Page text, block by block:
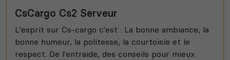
CsCargo Cs2 Serveur
L'esprit sur Cs-cargo c'est : La bonne ambiance, la
bonne humeur, la politesse, la courtoisie et le
respect. De l'entraide, des conseils pour mieux